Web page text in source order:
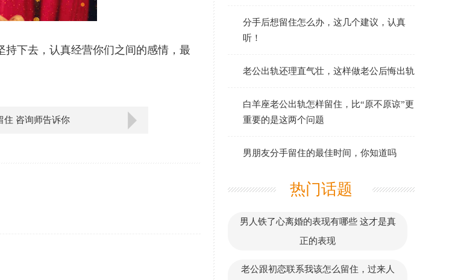
下去，认真经营你们之间的感情，最
住 咨询师告诉你
分手后想留住怎么办，这几个建议，认真
听！
老公出轨还理直气壮，这样做老公后悔出轨
白羊座老公出轨怎样留住，比“原不原谅”更
重要的是这两个问题
男朋友分手留住的最佳时间，你知道吗
热门话题
男人铁了心离婚的表现有哪些 这才是真
正的表现
老公跟初恋联系我该怎么留住，过来人